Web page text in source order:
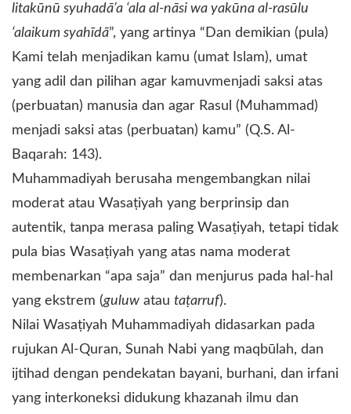
litakūnū syuhadā’a ‘ala al-nāsi wa yakūna al-rasūlu
‘alaikum syahīdā”, yang artinya “Dan demikian (pula)
Kami telah menjadikan kamu (umat Islam), umat
yang adil dan pilihan agar kamuvmenjadi saksi atas
(perbuatan) manusia dan agar Rasul (Muhammad)
menjadi saksi atas (perbuatan) kamu” (Q.S. Al-
Baqarah: 143).
Muhammadiyah berusaha mengembangkan nilai
moderat atau Wasaṭiyah yang berprinsip dan
autentik, tanpa merasa paling Wasaṭiyah, tetapi tidak
pula bias Wasaṭiyah yang atas nama moderat
membenarkan “apa saja” dan menjurus pada hal-hal
yang ekstrem (guluw atau taṭarruf).
Nilai Wasaṭiyah Muhammadiyah didasarkan pada
rujukan Al-Quran, Sunah Nabi yang maqbūlah, dan
ijtihad dengan pendekatan bayani, burhani, dan irfani
yang interkoneksi didukung khazanah ilmu dan